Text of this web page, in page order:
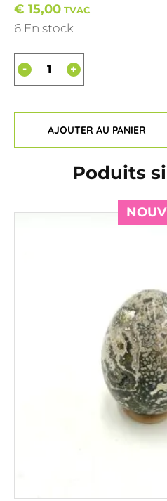
€ 15,00 TVAC
6 En stock
+
-
AJOUTER AU PANIER
Poduits